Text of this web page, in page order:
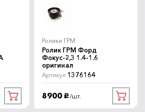
Ролики ГРМ
Ролик ГРМ Форд
Фокус-2,3 1.4-1.6
оригинал
Артикул 1376164
8900 руб. /шт.